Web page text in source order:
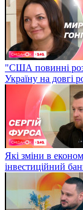
"США повинні
Україну на довгі
Які зміни в
інвестиційний